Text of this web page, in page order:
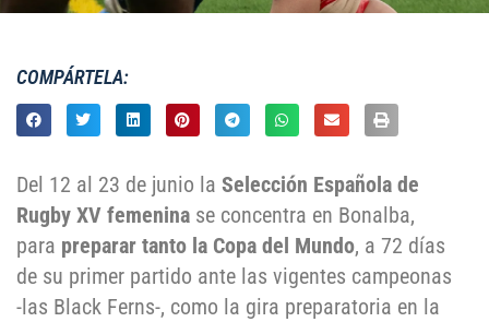
COMPÁRTELA:
Del 12 al 23 de junio la Selección Española de
Rugby XV femenina se concentra en Bonalba,
para preparar tanto la Copa del Mundo, a 72 días
de su primer partido ante las vigentes campeonas
-las Black Ferns-, como la gira preparatoria en la